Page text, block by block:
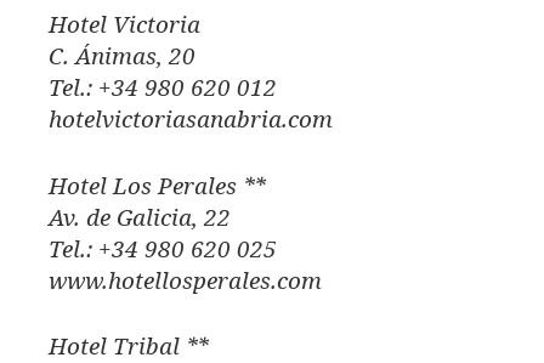
Hotel Victoria
C. Ánimas, 20
Tel.: +34 980 620 012
hotelvictoriasanabria.com
Hotel Los Perales **
Av. de Galicia, 22
Tel.: +34 980 620 025
www.hotellosperales.com
Hotel Tribal **